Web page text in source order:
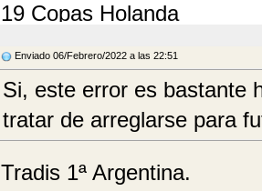
19 Copas Holanda
31 Supercopas holandesas
16 Superligas holandesas
10 Pepa Cup, 1 Copa
Medalla Oro SuperLiga
Enviado 06/Febrero/2022 a las 22:51
Si, este error es bastante
tratar de arreglarse para
Tradis 1ª Argentina.